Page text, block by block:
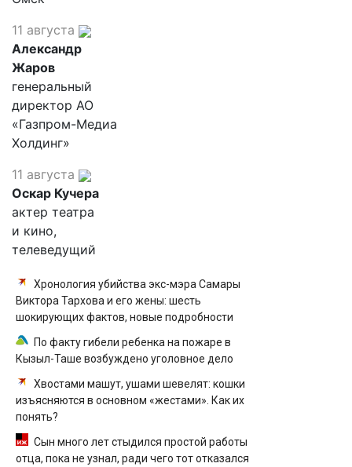
11 августа
Александр
Жаров
генеральный
директор АО
«Газпром-Медиа
Холдинг»
11 августа
Оскар Кучера
актер театра
и кино,
телеведущий
Хронология убийства экс-мэра Самары
Виктора Тархова и его жены: шесть
шокирующих фактов, новые подробности
По факту гибели ребенка на пожаре в
Кызыл-Таше возбуждено уголовное дело
Хвостами машут, ушами шевелят: кошки
изъясняются в основном «жестами». Как их
понять?
Сын много лет стыдился простой работы
отца, пока не узнал, ради чего тот отказался